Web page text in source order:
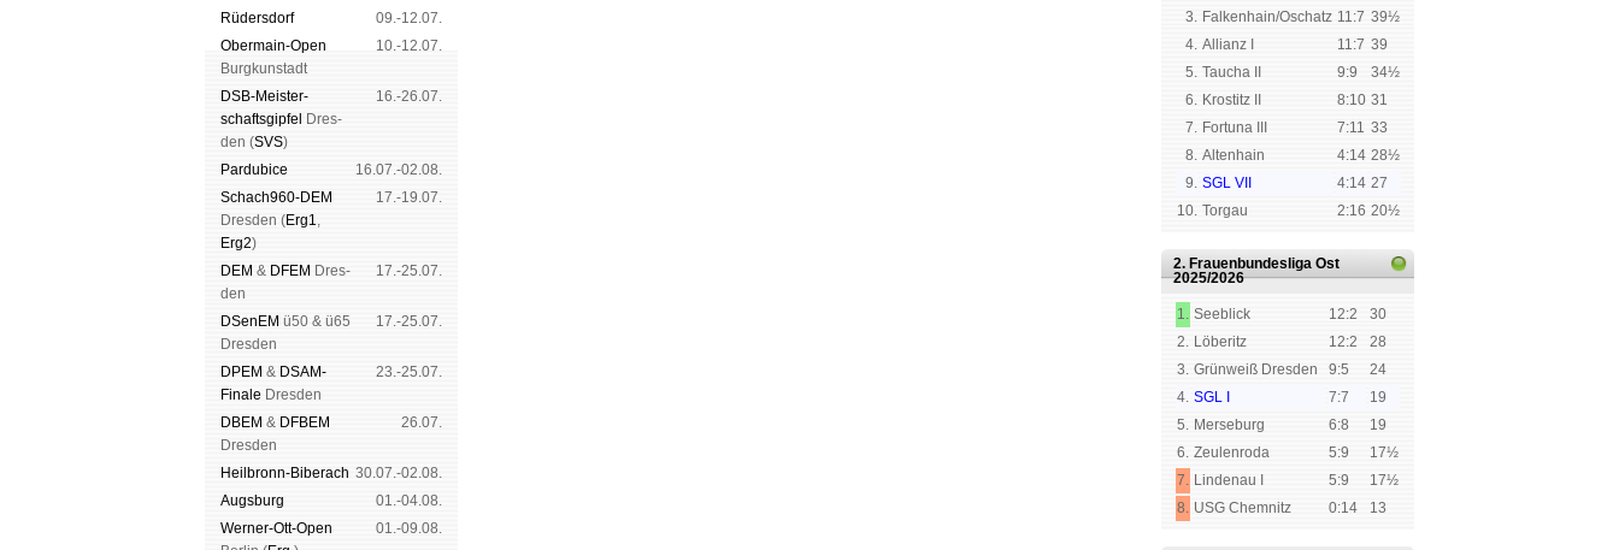
Rüders­dorf
09.-12.07.
Ober­main-Open
Burg­kun­stadt
10.-12.07.
DSB-Meister­
schafts­gipfel
Dres­
den (SVS)
16.-26.07.
Pardu­bice
16.07.-02.08.
Schach960-DEM
Dres­den (Erg1,
Erg2)
17.-19.07.
DEM & DFEM Dres­
den
17.-25.07.
DSenEM ü50 & ü65
Dres­den
17.-25.07.
DPEM & DSAM-
Finale Dres­den
23.-25.07.
DBEM & DFBEM
Dres­den
26.07.
Heil­bronn-Bi­ber­ach 30.07.-02.08.
Augs­burg
01.-04.08.
Werner-Ott-Open
01.-09.08.
3. Falkenhain/Oschatz 11:7 39½
4. Allianz I 11:7 39
5. Taucha II 9:9
34½
6. Krostitz II 8:10 31
7. Fortuna III 7:11 33
8. Altenhain 4:14 28½
9. SGL VII 4:14 27
10. Torgau 2:16 20½
2. Frauenbundesliga Ost
2025/2026
1. Seeblick 12:2
30
2. Löberitz 12:2
28
3. Grünweiß Dresden 9:5
24
4. SGL I 7:7
19
5. Merseburg 6:8
19
6. Zeulenroda 5:9
17½
7. Lindenau I 5:9
17½
8. USG Chemnitz 0:14 13